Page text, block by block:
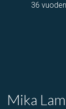
36
Mika